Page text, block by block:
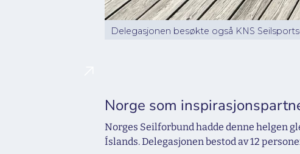
Delegasjonen besøkte også KNS
Norge som
Norges Seilforbund hadde denne helgen
Íslands. Delegasjonen bestod av 12